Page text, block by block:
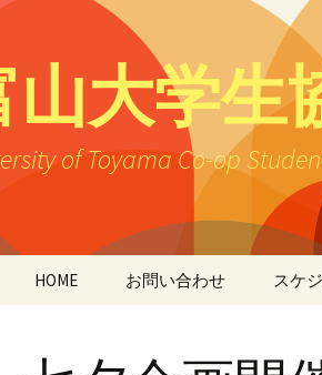
山大学生
of Toyama Co-op
HOME お問い合わせ スケ